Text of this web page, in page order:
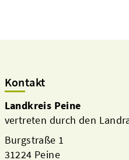
Kontakt
Landkreis Peine
vertreten durch den
Burgstraße 1
31224 Peine